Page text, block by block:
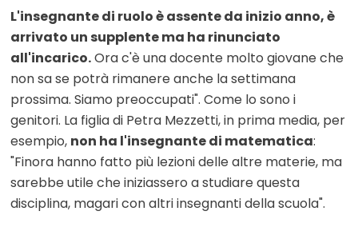
L'insegnante di ruolo è assente da inizio anno, è
arrivato un supplente ma ha rinunciato
all'incarico.Ora c'è una docente molto giovane che
non sa se potrà rimanere anche la settimana
prossima. Siamo preoccupati". Come lo sono i
genitori. La figlia di Petra Mezzetti, in prima media, per
esempio, non ha l'insegnante di matematica:
"Finora hanno fatto più lezioni delle altre materie, ma
sarebbe utile che iniziassero a studiare questa
disciplina, magari con altri insegnanti della scuola".